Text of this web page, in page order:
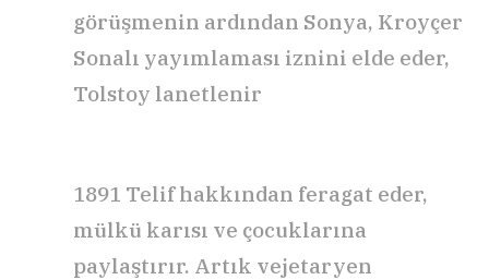
görüşmenin ardından Sonya, Kroyçer
Sonalı yayımlaması iznini elde eder,
Tolstoy lanetlenir
1891 Telif hakkından feragat eder,
mülkü karısı ve çocuklarına
paylaştırır. Artık vejetaryen